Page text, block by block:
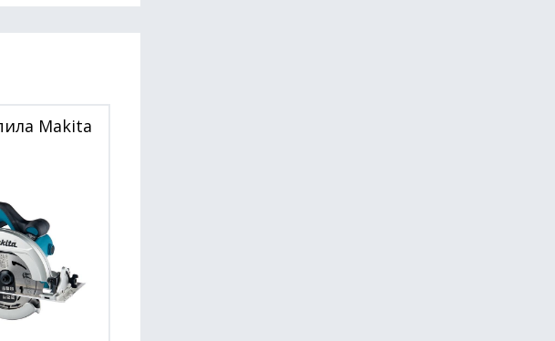
Makita